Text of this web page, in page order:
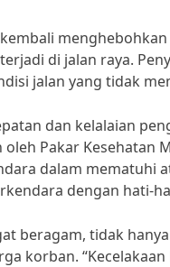
di jalan raya.
jalan yang tidak
dan kelalaian
Pakar Kesehatan
dalam mematuhi
dengan hati-
beragam, tidak
korban.